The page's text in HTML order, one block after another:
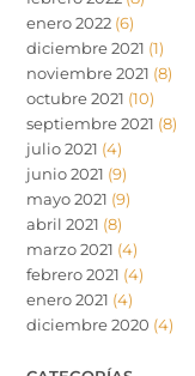
enero 2022 (6)
diciembre 2021 (1)
noviembre 2021 (8)
octubre 2021 (10)
septiembre 2021 (8)
julio 2021 (4)
junio 2021 (9)
mayo 2021 (9)
abril 2021 (8)
marzo 2021 (4)
febrero 2021 (4)
enero 2021 (4)
diciembre 2020 (4)